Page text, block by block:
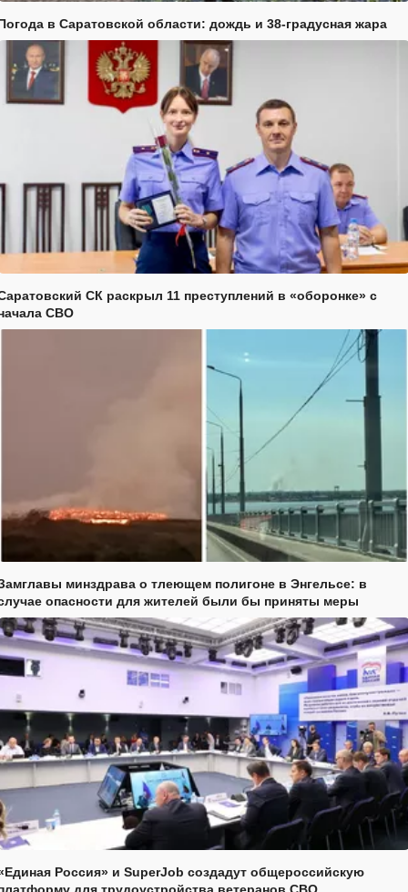
в Саратовской области: дождь и 38-градусная жара
СК раскрыл 11 преступлений в «оборонке» с
СВО
минздрава о тлеющем полигоне в Энгельсе: в
опасности для жителей были бы приняты меры
Россия» и SuperJob создадут общероссийскую